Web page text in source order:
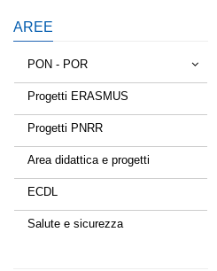
AREE
PON - POR
Tessere la rete
Estate a scuola
Scuola d'estate
Progetti ERASMUS
Progetti PNRR
Area didattica e progetti
ECDL
Salute e sicurezza